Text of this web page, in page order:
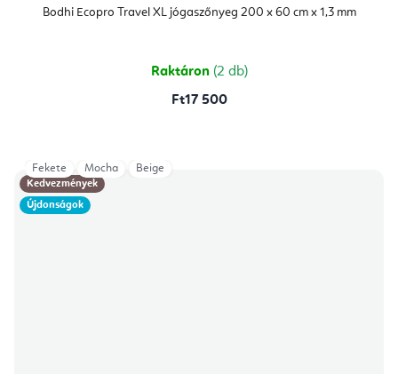
Bodhi Ecopro Travel XL jógaszőnyeg 200 x 60 cm x 1,3 mm
átlagos
értékelése
csillag.
Raktáron (2 db)
Ft17 500
Kedvezmények
Újdonságok
Fekete Mocha Beige